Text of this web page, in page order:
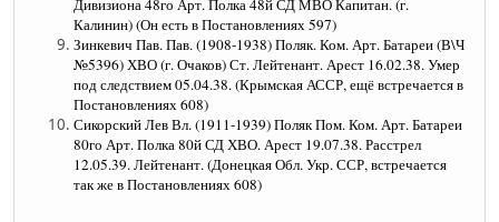
Дивизиона 48го Арт. Полка 48й СД МВО Капитан. (г.
Калинин) (Он есть в Постановлениях 597)
Зинкевич Пав. Пав. (1908-1938) Поляк. Ком. Арт. Батареи (В\Ч
№5396) ХВО (г. Очаков) Ст. Лейтенант. Арест 16.02.38. Умер
под следствием 05.04.38. (Крымская АССР, ещё встречается в
Постановлениях 608)
Сикорский Лев Вл. (1911-1939) Поляк Пом. Ком. Арт. Батареи
80го Арт. Полка 80й СД ХВО. Арест 19.07.38. Расстрел
12.05.39. Лейтенант. (Донецкая Обл. Укр. ССР, встречается
так же в Постановлениях 608)